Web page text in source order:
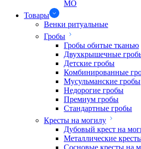
МО
Товары
Венки ритуальные
Гробы
Гробы обитые тканью
Двухкрышечные
Детские гробы
Комбинированные
Мусульманские гробы
Недорогие гробы
Премиум гробы
Стандартные гробы
Кресты на могилу
Дубовый крест на
Металлические
Сосновые кресты на